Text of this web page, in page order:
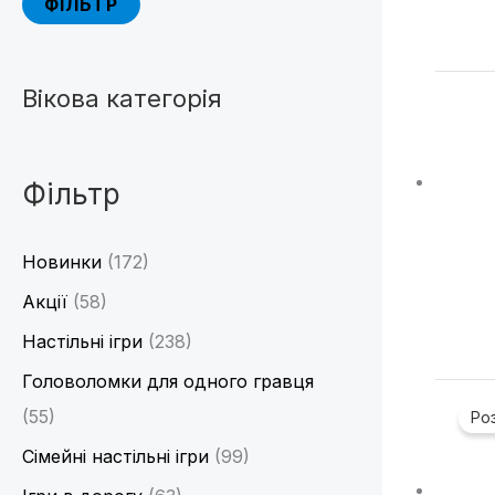
ФІЛЬТР
Вікова категорія
Фільтр
Новинки (172)
Акції (58)
Настільні ігри (238)
Головоломки для одного гравця
(55)
Сімейні настільні ігри (99)